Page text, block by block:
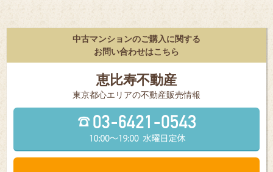
中古マンションのご購入に関する
お問い合わせはこちら
恵比寿不動産
東京都⼼エリアの不動産販売情報